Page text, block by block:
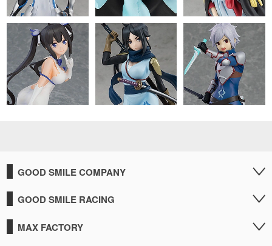
GOOD SMILE COMPANY
GOOD SMILE RACING
MAX FACTORY